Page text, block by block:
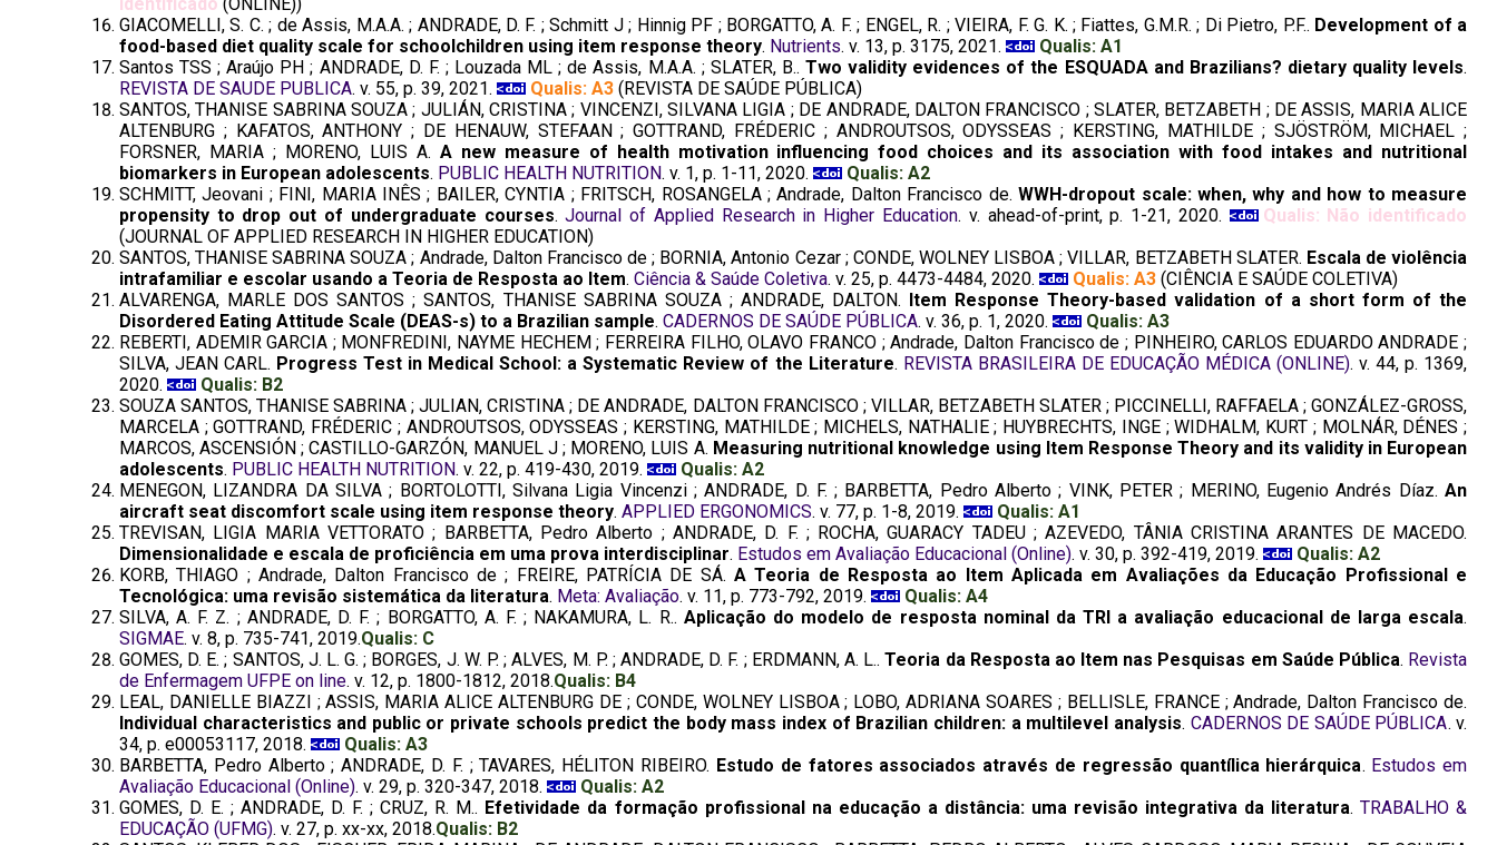
GIACOMELLI, S. C. ; de Assis, M.A.A. ; ANDRADE, D. F. ; Schmitt J ; Hinnig PF ; BORGATTO, A. F. ; ENGEL, R. ; VIEIRA, F. G. K. ; Fiattes, G.M.R. ; Di Pietro, P.F.. Development of a
food-based diet quality scale for schoolchildren using item response theory. Nutrients. v. 13, p. 3175, 2021.
Qualis: A1
Santos TSS ; Araújo PH ; ANDRADE, D. F. ; Louzada ML ; de Assis, M.A.A. ; SLATER, B..Two validity evidences of the ESQUADA and Brazilians? dietary quality levels.
REVISTA DE SAUDE PUBLICA. v. 55, p. 39, 2021. Qualis: A3(REVISTA DE SAÚDE PÚBLICA)
SANTOS, THANISE SABRINA SOUZA ; JULIÁN, CRISTINA ; VINCENZI, SILVANA LIGIA ; DE ANDRADE, DALTON FRANCISCO ; SLATER, BETZABETH ; DE ASSIS, MARIA ALICE
ALTENBURG ; KAFATOS, ANTHONY ; DE HENAUW, STEFAAN ; GOTTRAND, FRÉDERIC ; ANDROUTSOS, ODYSSEAS ; KERSTING, MATHILDE ; SJÖSTRÖM, MICHAEL ;
FORSNER, MARIA ; MORENO, LUIS A. A new measure of health motivation influencing food choices and its association with food intakes and nutritional
biomarkers in European adolescents. PUBLIC HEALTH NUTRITION. v. 1, p. 1-11, 2020.
Qualis: A2
SCHMITT, Jeovani ; FINI, MARIA INÊS ; BAILER, CYNTIA ; FRITSCH, ROSANGELA ; Andrade, Dalton Francisco de.WWH-dropout scale: when, why and how to measure
propensity to drop out of undergraduate courses.Journal of Applied Research in Higher Education. v. ahead-of-print, p. 1-21, 2020.
Qualis: Não identificado
(JOURNAL OF APPLIED RESEARCH IN HIGHER EDUCATION)
SANTOS, THANISE SABRINA SOUZA ; Andrade, Dalton Francisco de ; BORNIA, Antonio Cezar ; CONDE, WOLNEY LISBOA ; VILLAR, BETZABETH SLATER. Escala de violência
intrafamiliar e escolar usando a Teoria de Resposta ao Item. Ciência & Saúde Coletiva. v. 25, p. 4473-4484, 2020. Qualis: A3(CIÊNCIA E SAÚDE COLETIVA)
ALVARENGA, MARLE DOS SANTOS ; SANTOS, THANISE SABRINA SOUZA ; ANDRADE, DALTON.
Item Response Theory-based validation of a short form of the
Disordered Eating Attitude Scale (DEAS-s) to a Brazilian sample. CADERNOS DE SAÚDE PÚBLICA. v. 36, p. 1, 2020.
Qualis: A3
REBERTI, ADEMIR GARCIA ; MONFREDINI, NAYME HECHEM ; FERREIRA FILHO, OLAVO FRANCO ; Andrade, Dalton Francisco de ; PINHEIRO, CARLOS EDUARDO ANDRADE ;
SILVA, JEAN CARL. Progress Test in Medical School: a Systematic Review of the Literature. REVISTA BRASILEIRA DE EDUCAÇÃO MÉDICA (ONLINE). v. 44, p. 1369,
2020.
Qualis: B2
SOUZA SANTOS, THANISE SABRINA ; JULIAN, CRISTINA ; DE ANDRADE, DALTON FRANCISCO ; VILLAR, BETZABETH SLATER ; PICCINELLI, RAFFAELA ; GONZÁLEZ-GROSS,
MARCELA ; GOTTRAND, FRÉDERIC ; ANDROUTSOS, ODYSSEAS ; KERSTING, MATHILDE ; MICHELS, NATHALIE ; HUYBRECHTS, INGE ; WIDHALM, KURT ; MOLNÁR, DÉNES ;
MARCOS, ASCENSIÓN ; CASTILLO-GARZÓN, MANUEL J ; MORENO, LUIS A. Measuring nutritional knowledge using Item Response Theory and its validity in European
adolescents. PUBLIC HEALTH NUTRITION. v. 22, p. 419-430, 2019.
Qualis: A2
MENEGON, LIZANDRA DA SILVA ; BORTOLOTTI, Silvana Ligia Vincenzi ; ANDRADE, D. F. ; BARBETTA, Pedro Alberto ; VINK, PETER ; MERINO, Eugenio Andrés Díaz.An
aircraft seat discomfort scale using item response theory. APPLIED ERGONOMICS. v. 77, p. 1-8, 2019.
Qualis: A1
TREVISAN, LIGIA MARIA VETTORATO ; BARBETTA, Pedro Alberto ; ANDRADE, D. F. ; ROCHA, GUARACY TADEU ; AZEVEDO, TÂNIA CRISTINA ARANTES DE MACEDO.
Dimensionalidade e escala de proficiência em uma prova interdisciplinar. Estudos em Avaliação Educacional (Online). v. 30, p. 392-419, 2019.
Qualis: A2
KORB, THIAGO ; Andrade, Dalton Francisco de ; FREIRE, PATRÍCIA DE SÁ. A Teoria de Resposta ao Item Aplicada em Avaliações da Educação Profissional e
Tecnológica: uma revisão sistemática da literatura. Meta: Avaliação. v. 11, p. 773-792, 2019.
Qualis: A4
SILVA, A. F. Z. ; ANDRADE, D. F. ; BORGATTO, A. F. ; NAKAMURA, L. R.. Aplicação do modelo de resposta nominal da TRI a avaliação educacional de larga escala.
SIGMAE. v. 8, p. 735-741, 2019.Qualis: C
GOMES, D. E. ; SANTOS, J. L. G. ; BORGES, J. W. P. ; ALVES, M. P. ; ANDRADE, D. F. ; ERDMANN, A. L..Teoria da Resposta ao Item nas Pesquisas em Saúde Pública. Revista
de Enfermagem UFPE on line. v. 12, p. 1800-1812, 2018.Qualis: B4
LEAL, DANIELLE BIAZZI ; ASSIS, MARIA ALICE ALTENBURG DE ; CONDE, WOLNEY LISBOA ; LOBO, ADRIANA SOARES ; BELLISLE, FRANCE ; Andrade, Dalton Francisco de.
Individual characteristics and public or private schools predict the body mass index of Brazilian children: a multilevel analysis. CADERNOS DE SAÚDE PÚBLICA. v.
34, p. e00053117, 2018.
Qualis: A3
BARBETTA, Pedro Alberto ; ANDRADE, D. F. ; TAVARES, HÉLITON RIBEIRO. Estudo de fatores associados através de regressão quantílica hierárquica. Estudos em
Avaliação Educacional (Online). v. 29, p. 320-347, 2018.
Qualis: A2
GOMES, D. E. ; ANDRADE, D. F. ; CRUZ, R. M.. Efetividade da formação profissional na educação a distância: uma revisão integrativa da literatura.TRABALHO &
EDUCAÇÃO (UFMG). v. 27, p. xx-xx, 2018.Qualis: B2